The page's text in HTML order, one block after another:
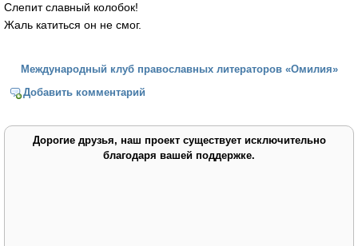
Слепит славный колобок!
Жаль катиться он не смог.
Международный клуб православных литераторов «Омилия»
Добавить комментарий
Дорогие друзья, наш проект существует исключительно
благодаря вашей поддержке.